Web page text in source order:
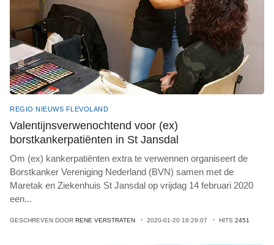
REGIO NIEUWS FLEVOLAND
Valentijnsverwenochtend voor (ex)
borstkankerpatiënten in St Jansdal
Om (ex) kankerpatiënten extra te verwennen organiseert de
Borstkanker Vereniging Nederland (BVN) samen met de
Maretak en Ziekenhuis St Jansdal op vrijdag 14 februari 2020
een...
GESCHREVEN DOOR RENE VERSTRATEN 2020-01-20 16:29:07 HITS 2451